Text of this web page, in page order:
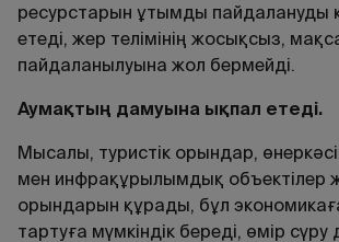
ресурстарын ұтымды пайдалануды
етеді, жер телімінің жосықсыз,
пайдаланылуына жол бермейді.
Аумақтың дамуына ықпал етеді.
Мысалы, туристік орындар,
мен инфрақұрылымдық объектілер
орындарын құрады, бұл
тартуға мүмкіндік береді, өмір сүру